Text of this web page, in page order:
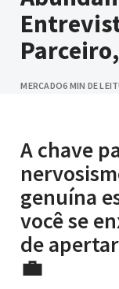
MERCADO6 MIN DE
A chave
genuína
você se
de
💼